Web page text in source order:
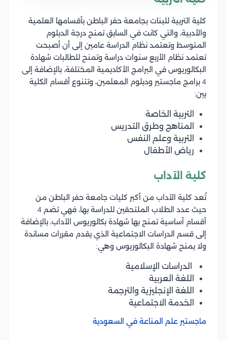
كلية التربية للبنات بجامعة حفر الباطن بأقسامها العلمية
والأدبية، والتي كانت في السابق تمنح درجة الدبلوم
المتوسط وتعتمد نظام الدراسة عامين إلى أن أصبحت
تعتمد نظام الأربع سنوات دراسة وتمنح للطالبات شهادة
البكالوريوس في البرامج الأكاديمية المختلفة، بالإضافة إلى
4 برامج ماجستير ودبلوم المعلمين، وتتنوع أقسام الكلية
بين:
التربية الخاصة
المناهج وطرق التدريس
التربية وعلم النفس
رياض الأطفال
كلية الآداب
تُعد كلية الآداب من أكبر كليات جامعة حفر الباطن من
حيث عدد الطلاب الملتحقين للدراسة بها، فهي تضم 4
أقسام أساسية تمنح بها شهادة بكالوريوس الآداب، بالإضافة
إلى قسم الدراسات الاجتماعية الذي يقدم مقررات مساندة
ولا يمنح شهادة البكالوريوس وهي:
الدراسات الإسلامية
اللغة العربية
اللغة الإنجليزية والترجمة
الخدمة الاجتماعية
ماجستير علم المناعة في السعودية